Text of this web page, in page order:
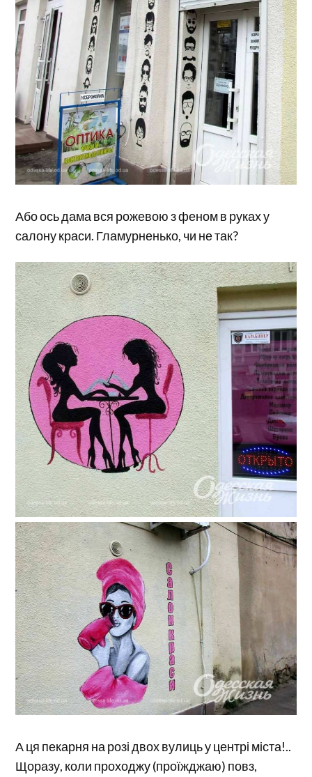
Або ось дама вся рожевою з феном в руках у
салону краси. Гламурненько, чи не так?
А ця пекарня на розі двох вулиць у центрі міста!..
Щоразу, коли проходжу (проїжджаю) повз,